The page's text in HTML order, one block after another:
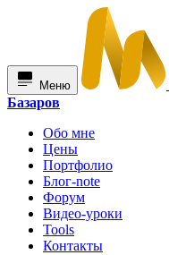
Меню
Базаров
Обо мне
Цены
Портфолио
Блог-note
Форум
Видео-уроки
Tools
Контакты